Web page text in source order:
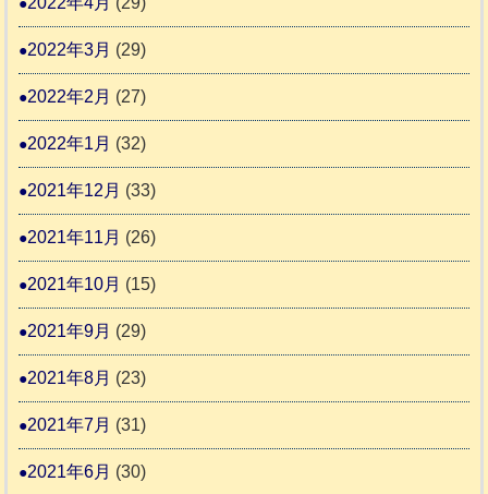
2022年3月 (29)
2022年2月 (27)
2022年1月 (32)
2021年12月 (33)
2021年11月 (26)
2021年10月 (15)
2021年9月 (29)
2021年8月 (23)
2021年7月 (31)
2021年6月 (30)